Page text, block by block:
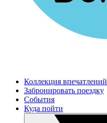
Коллекция впечатлений
Забронировать поездку
События
Куда пойти